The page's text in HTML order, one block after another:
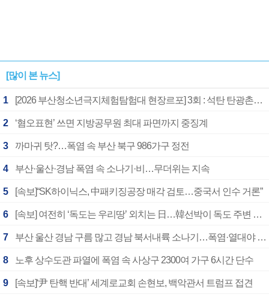
[많이 본 뉴스]
1 [2026 부산청소년극지체험탐험대 현장르포] 3회 : 석탄 탄광촌에서 북극 연구의 중심지로
2 ‘혐오표현’ 쓰면 지방공무원 최대 파면까지 중징계
3 까마귀 탓?…폭염 속 부산 북구 986가구 정전
4 부산·울산·경남 폭염 속 소나기·비…무더위는 지속
5 [속보]“SK하이닉스, 中패키징공장 매각 검토…중국서 인수 거론”
6 [속보] 여전히 ‘독도는 우리땅’ 외치는 日…韓선박이 독도 주변 해양조사 활동하자 반발
7 부산 울산 경남 구름 많고 경남 북서내륙 소나기…폭염·열대야 계속
8 노후 상수도관 파열에 폭염 속 사상구 2300여 가구 6시간 단수
9 [속보]‘尹 탄핵 반대’ 세계로교회 손현보, 백악관서 트럼프 접견